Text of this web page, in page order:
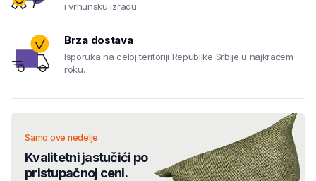
i vrhunsku izradu.
Brza dostava
Isporuka na celoj teritoriji Republike Srbije u najkraćem
roku.
Samo ove nedelje
Kvalitetni jastučići po
pristupačnoj ceni.